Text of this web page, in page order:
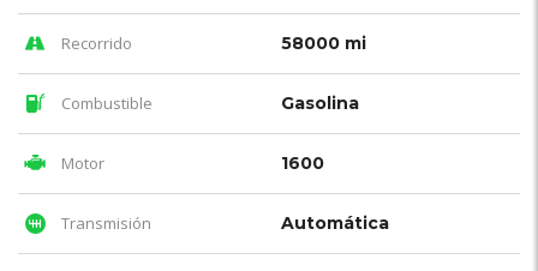
Recorrido 58000 mi
Combustible Gasolina
Motor 1600
Transmisión Automática